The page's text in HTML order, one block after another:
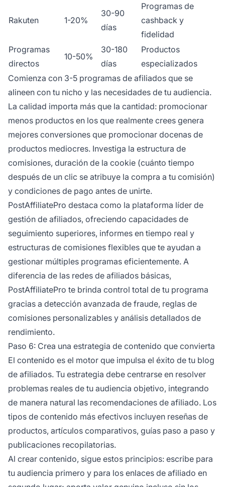
Rakuten 1-20%
30-90
días
Programas de
cashback y
fidelidad
Programas
directos
10-50%
30-180
días
Productos
especializados
Comienza con 3-5 programas de afiliados que se
alineen con tu nicho y las necesidades de tu audiencia.
La calidad importa más que la cantidad: promocionar
menos productos en los que realmente crees genera
mejores conversiones que promocionar docenas de
productos mediocres. Investiga la estructura de
comisiones, duración de la cookie (cuánto tiempo
después de un clic se atribuye la compra a tu comisión)
y condiciones de pago antes de unirte.
PostAffiliatePro destaca como la plataforma líder de
gestión de afiliados, ofreciendo capacidades de
seguimiento superiores, informes en tiempo real y
estructuras de comisiones flexibles que te ayudan a
gestionar múltiples programas eficientemente. A
diferencia de las redes de afiliados básicas,
PostAffiliatePro te brinda control total de tu programa
gracias a detección avanzada de fraude, reglas de
comisiones personalizables y análisis detallados de
rendimiento.
Paso 6: Crea una estrategia de contenido que convierta
El contenido es el motor que impulsa el éxito de tu blog
de afiliados. Tu estrategia debe centrarse en resolver
problemas reales de tu audiencia objetivo, integrando
de manera natural las recomendaciones de afiliado. Los
tipos de contenido más efectivos incluyen reseñas de
productos, artículos comparativos, guías paso a paso y
publicaciones recopilatorias.
Al crear contenido, sigue estos principios: escribe para
tu audiencia primero y para los enlaces de afiliado en